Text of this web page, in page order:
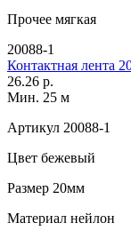
Прочее мягкая
20088-1
Контактная лента
26.26 р.
Мин. 25 м
Артикул 20088-1
Цвет бежевый
Размер 20мм
Материал нейлон